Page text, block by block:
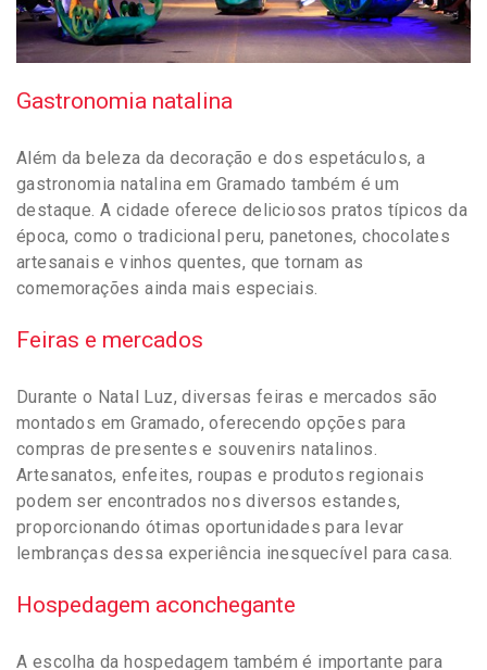
Gastronomia natalina
Além da beleza da decoração e dos espetáculos, a
gastronomia natalina em Gramado também é um
destaque. A cidade oferece deliciosos pratos típicos da
época, como o tradicional peru, panetones, chocolates
artesanais e vinhos quentes, que tornam as
comemorações ainda mais especiais.
Feiras e mercados
Durante o Natal Luz, diversas feiras e mercados são
montados em Gramado, oferecendo opções para
compras de presentes e souvenirs natalinos.
Artesanatos, enfeites, roupas e produtos regionais
podem ser encontrados nos diversos estandes,
proporcionando ótimas oportunidades para levar
lembranças dessa experiência inesquecível para casa.
Hospedagem aconchegante
A escolha da hospedagem também é importante para